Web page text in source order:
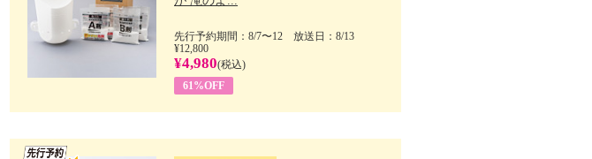
先行予約期間：8/7〜12 放送日：8/13
¥12,800
¥4,980(税込)
61%OFF